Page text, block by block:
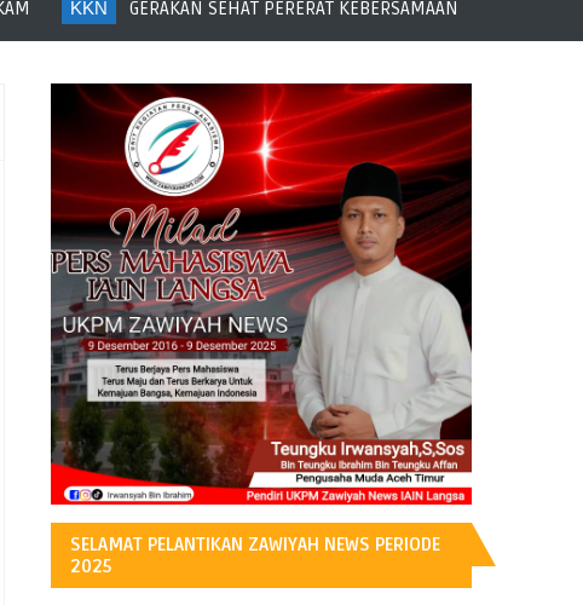
E
R
C
H
KKN GERAKAN SEHAT PERERAT KEBERSAMAAN IBU-IBU RANTAU
SELAMAT PELANTIKAN ZAWIYAH NEWS PERIODE
2025